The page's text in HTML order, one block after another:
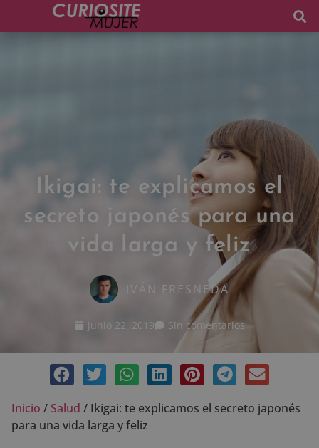
Ikigai: te explicamos el
secreto japonés para una
vida larga y feliz
IVÁN FRESNEDA
junio 22, 2019 Sin comentarios
Inicio / Salud / Ikigai: te explicamos el secreto japonés
para una vida larga y feliz